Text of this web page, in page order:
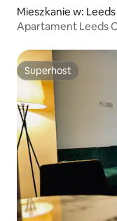
Mieszkanie w: Leeds
Apartament Leeds
Superhost
Superhost